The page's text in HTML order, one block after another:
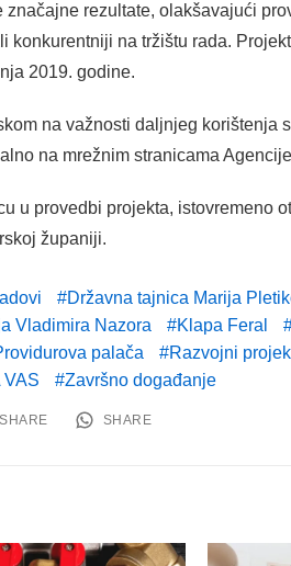
značajne rezultate, olakšavajući
konkurentniji na tržištu rada.
2019. godine.
na važnosti daljnjeg korištenja
na mrežnim stranicama
u provedbi projekta, istovremeno
županiji.
Državna tajnica Marija
Vladimira Nazora Klapa Feral
palača Razvojni
VAS Završno događanje
SHARE SHARE